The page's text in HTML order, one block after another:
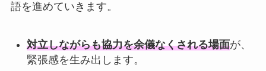
語を進めていきます。
対立しながらも協力を余儀なくされる場面が、
緊張感を生み出します。